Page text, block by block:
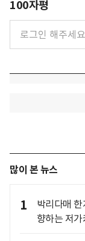
100자평
많이 본 뉴스
1
박리다매
향하는 저가